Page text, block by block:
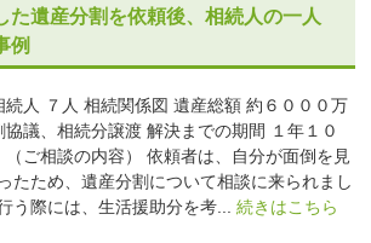
た遺産分割を依頼後、相続人の一人
例
人 ７人 相続関係図 遺産総額 約６０００万
議、相続分譲渡 解決までの期間 １年１０
ご相談の内容） 依頼者は、自分が面倒を見
たため、遺産分割について相談に来られまし
う際には、生活援助分を考...
続きはこちら